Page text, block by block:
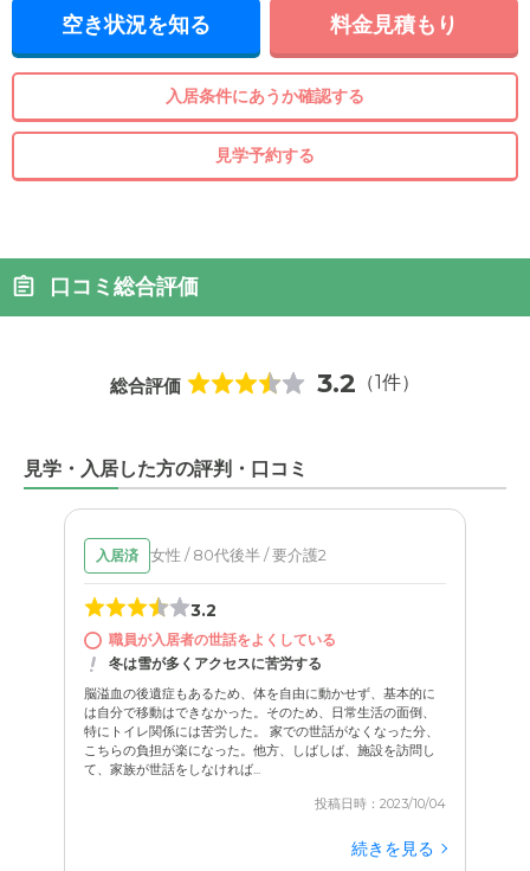
空き状況を知る 料金見積もり
入居条件にあうか確認する
見学予約する
口コミ総合評価
総合評価 3.2 （1件）
見学・入居した方の評判・口コミ
入居済 女性 / 80代後半 / 要介護2
3.2
職員が入居者の世話をよくしている
冬は雪が多くアクセスに苦労する
脳溢血の後遺症もあるため、体を自由に動かせず、基本的に
は自分で移動はできなかった。そのため、日常生活の面倒、
特にトイレ関係には苦労した。 家での世話がなくなった分、
こちらの負担が楽になった。他方、しばしば、施設を訪問し
て、家族が世話をしなければ...
投稿日時：2023/10/04
続きを見る